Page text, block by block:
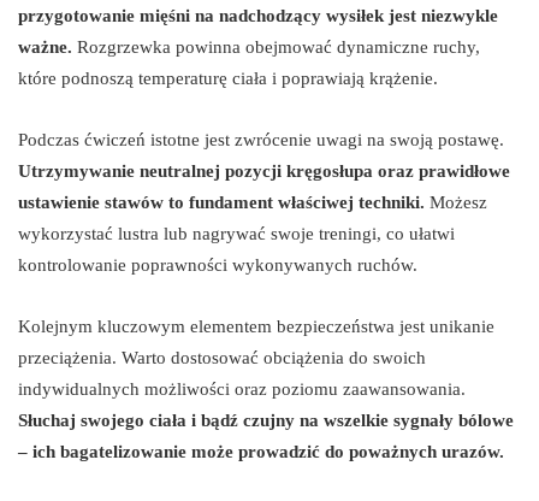
przygotowanie mięśni na nadchodzący wysiłek jest niezwykle
ważne. Rozgrzewka powinna obejmować dynamiczne ruchy,
które podnoszą temperaturę ciała i poprawiają krążenie.
Podczas ćwiczeń istotne jest zwrócenie uwagi na swoją postawę.
Utrzymywanie neutralnej pozycji kręgosłupa oraz prawidłowe
ustawienie stawów to fundament właściwej techniki. Możesz
wykorzystać lustra lub nagrywać swoje treningi, co ułatwi
kontrolowanie poprawności wykonywanych ruchów.
Kolejnym kluczowym elementem bezpieczeństwa jest unikanie
przeciążenia. Warto dostosować obciążenia do swoich
indywidualnych możliwości oraz poziomu zaawansowania.
Słuchaj swojego ciała i bądź czujny na wszelkie sygnały bólowe
– ich bagatelizowanie może prowadzić do poważnych urazów.